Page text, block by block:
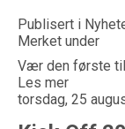
Publisert i
Merket under
Vær den første
Les mer
torsdag, 25